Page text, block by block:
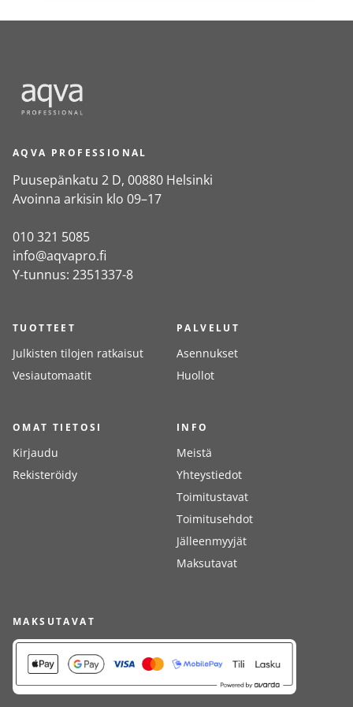
AQVA PROFESSIONAL
Puusepänkatu 2 D, 00880 Helsinki
Avoinna arkisin klo 09–17
010 321 5085
info@aqvapro.fi
Y-tunnus: 2351337-8
TUOTTEET
Julkisten tilojen ratkaisut
Vesiautomaatit
PALVELUT
Asennukset
Huollot
OMAT TIETOSI
Kirjaudu
Rekisteröidy
INFO
Meistä
Yhteystiedot
Toimitustavat
Toimitusehdot
Jälleenmyyjät
Maksutavat
MAKSUTAVAT